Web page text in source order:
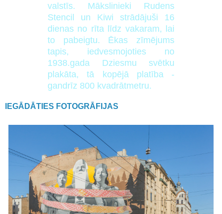
valstīs. Mākslinieki Rudens
Stencil un Kiwi strādājuši 16
dienas no rīta līdz vakaram, lai
to pabeigtu. Ēkas zīmējums
tapis, iedvesmojoties no
1938.gada Dziesmu svētku
plakāta, tā kopējā platība -
gandrīz 800 kvadrātmetru.
IEGĀDĀTIES FOTOGRĀFIJAS